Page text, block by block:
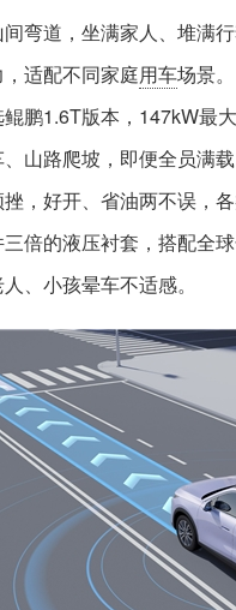
弯道，坐满家人、堆满
适配不同家庭用车场景
鹏1.6T版本，147kW最
山路爬坡，即便全员满
，好开、省油两不误，
倍的液压衬套，搭配全
、小孩晕车不适感。